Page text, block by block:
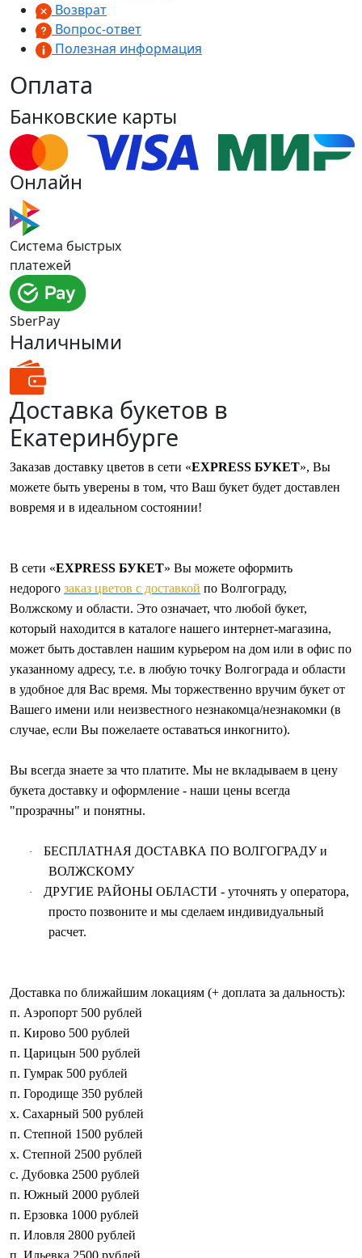
Возврат
Вопрос-ответ
Полезная информация
Оплата
Банковские карты
Онлайн
Система быстрых
платежей
SberPay
Наличными
Доставка букетов в
Екатеринбурге
Заказав доставку цветов в сети «EXPRESS БУКЕТ», Вы
можете быть уверены в том, что Ваш букет будет доставлен
вовремя и в идеальном состоянии!
В сети «EXPRESS БУКЕТ» Вы можете оформить
недорого заказ цветов с доставкой по Волгограду,
Волжскому и области. Это означает, что любой букет,
который находится в каталоге нашего интернет-магазина,
может быть доставлен нашим курьером на дом или в офис по
указанному адресу, т.е. в любую точку Волгограда и области
в удобное для Вас время. Мы торжественно вручим букет от
Вашего имени или неизвестного незнакомца/незнакомки (в
случае, если Вы пожелаете оставаться инкогнито).
Вы всегда знаете за что платите. Мы не вкладываем в цену
букета доставку и оформление - наши цены всегда
"прозрачны" и понятны.
· БЕСПЛАТНАЯ ДОСТАВКА ПО ВОЛГОГРАДУ и
ВОЛЖСКОМУ
·
ДРУГИЕ РАЙОНЫ ОБЛАСТИ - уточнять у оператора,
просто позвоните и мы сделаем индивидуальный
расчет.
Доставка по ближайшим локациям (+ доплата за дальность):
п. Аэропорт 500 рублей
п. Кирово 500 рублей
п. Царицын 500 рублей
п. Гумрак 500 рублей
п. Городище 350 рублей
х. Сахарный 500 рублей
п. Степной 1500 рублей
х. Степной 2500 рублей
с. Дубовка 2500 рублей
п. Южный 2000 рублей
п. Ерзовка 1000 рублей
п. Иловля 2800 рублей
п. Ильевка 2500 рублей